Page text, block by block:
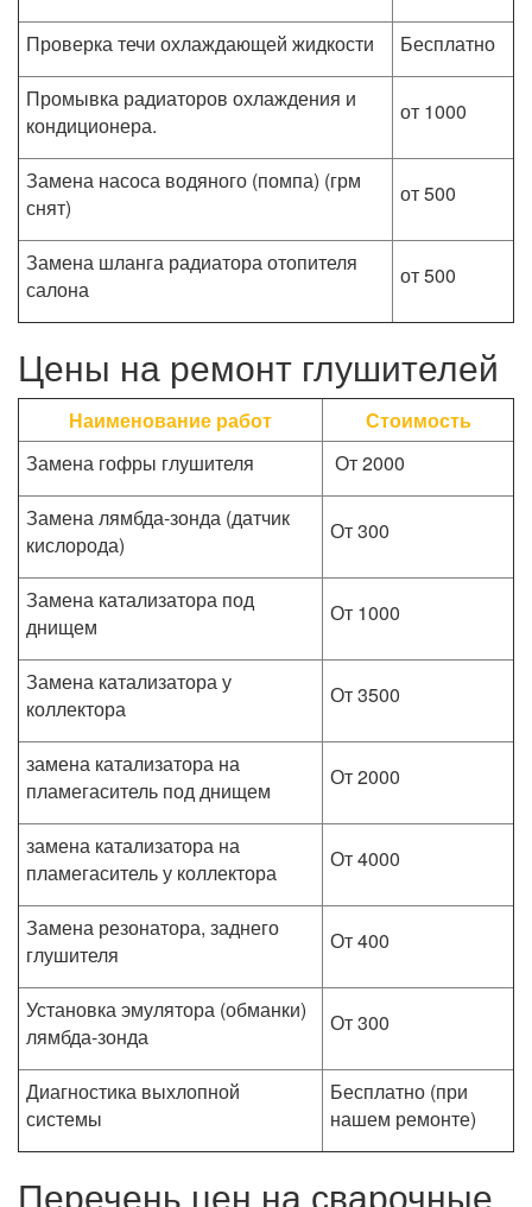
Проверка течи охлаждающей жидкости
Бесплатно
Промывка радиаторов охлаждения и
кондиционера.
от 1000
Замена насоса водяного (помпа) (грм
снят)
от 500
Замена шланга радиатора отопителя
салона
от 500
Цены на ремонт глушителей
Наименование работ
Стоимость
Замена гофры глушителя
От 2000
Замена лямбда-зонда (датчик
кислорода)
От 300
Замена катализатора под
днищем
От 1000
Замена катализатора у
коллектора
От 3500
замена катализатора на
пламегаситель под днищем
От 2000
замена катализатора на
пламегаситель у коллектора
От 4000
Замена резонатора, заднего
глушителя
От 400
Установка эмулятора (обманки)
лямбда-зонда
От 300
Диагностика выхлопной
системы
Бесплатно (при
нашем ремонте)
Перечень цен на сварочные